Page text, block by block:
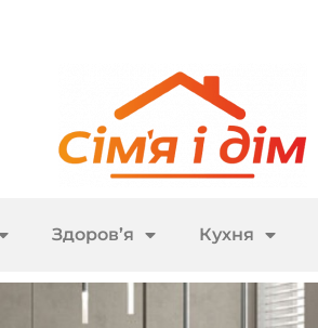
Здоров’я Кухня